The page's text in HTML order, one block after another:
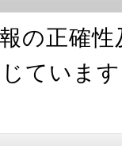
正確性
ていま